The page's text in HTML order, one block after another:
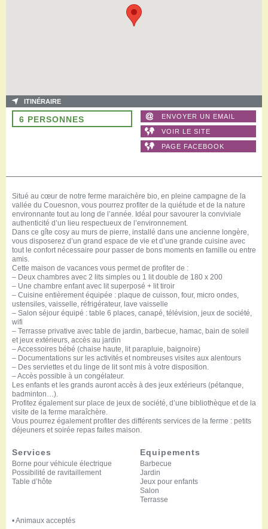
ITINÉRAIRE
6 PERSONNES ENVOYER UN EMAIL
VOIR LE SITE
PAGE FACEBOOK
Situé au cœur de notre ferme maraichère bio, en pleine campagne de la
vallée du Couesnon, vous pourrez profiter de la quiétude et de la nature
environnante tout au long de l’année. Idéal pour savourer la conviviale
authenticité d’un lieu respectueux de l’environnement.
Dans ce gîte cosy au murs de pierre, installé dans une ancienne longère,
vous disposerez d’un grand espace de vie et d’une grande cuisine avec
tout le confort nécessaire pour passer de bons moments en famille ou entre
amis.
Cette maison de vacances vous permet de profiter de :
– Deux chambres avec 2 lits simples ou 1 lit double de 180 x 200
– Une chambre enfant avec lit superposé + lit tiroir
– Cuisine entièrement équipée : plaque de cuisson, four, micro ondes,
ustensiles, vaisselle, réfrigérateur, lave vaisselle
– Salon séjour équipé : table 6 places, canapé, télévision, jeux de société,
wifi
– Terrasse privative avec table de jardin, barbecue, hamac, bain de soleil
et jeux extérieurs, accès au jardin
– Accessoires bébé (chaise haute, lit parapluie, baignoire)
– Documentations sur les activités et nombreuses visites aux alentours
– Des serviettes et du linge de lit sont mis à votre disposition.
– Accès possible à un congélateur.
Les enfants et les grands auront accès à des jeux extérieurs (pétanque,
badminton…).
Profitez également sur place de jeux de société, d’une bibliothèque et de la
visite de la ferme maraîchère.
Vous pourrez également profiter des différents services de la ferme : petits
déjeuners et soirée repas faites maison.
Services
Borne pour véhicule électrique
Possibilité de ravitaillement
Table d’hôte
Equipements
Barbecue
Jardin
Jeux pour enfants
Salon
Terrasse
• Animaux acceptés